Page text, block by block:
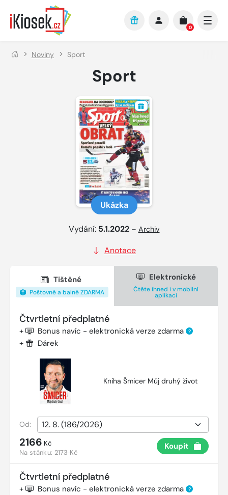
Přejít na hlavní obsah
0
Noviny Sport
Sport
Ukázka
Vydání: 5.1.2022 – Archiv
Anotace
Tištěné
Poštovné a balné ZDARMA
Elektronické
Čtěte ihned i v mobilní
aplikaci
Čtvrtletní předplatné
+ Bonus navíc - elektronická verze zdarma ?
+ Dárek
Kniha Šmicer Můj druhý život
Od:
2166 Kč
Na stánku:2173 Kč
Koupit
Čtvrtletní předplatné
+ Bonus navíc - elektronická verze zdarma ?